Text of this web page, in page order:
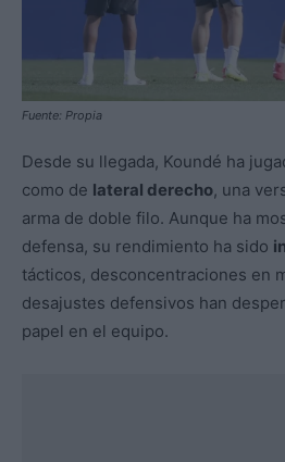
Fuente: Propia
Desde su llegada, Koundé ha
como de lateral derecho, una
arma de doble filo. Aunque ha
defensa, su rendimiento ha sido
tácticos, desconcentraciones en
desajustes defensivos han
papel en el equipo.